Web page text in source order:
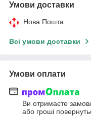
Умови доставки
Нова Пошта
Всі умови доставки
Умови оплати
Ви отримаєте
або гроші